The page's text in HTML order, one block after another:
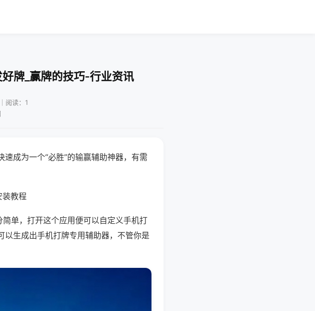
牌_赢牌的技巧-行业资讯
阅读：1
成为一个“必胜”的输赢辅助神器，有需
教程
单，打开这个应用便可以自定义手机打
生成出手机打牌专用辅助器，不管你是